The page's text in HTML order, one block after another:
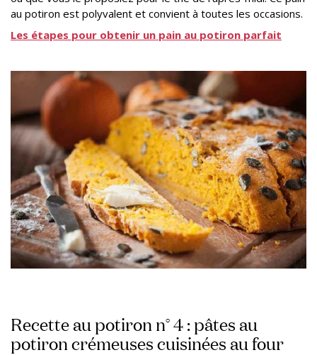
au potiron est polyvalent et convient à toutes les occasions.
Les étapes pour obtenir un pain au potiron parfait
Recette au potiron n° 4 : pâtes au
potiron crémeuses cuisinées au four